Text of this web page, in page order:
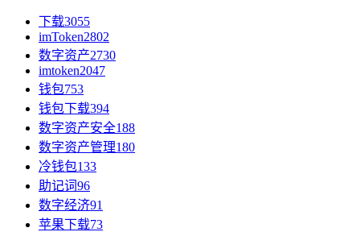
下载3055
imToken2802
数字资产2730
imtoken2047
钱包753
钱包下载394
数字资产安全188
数字资产管理180
冷钱包133
助记词96
数字经济91
苹果下载73